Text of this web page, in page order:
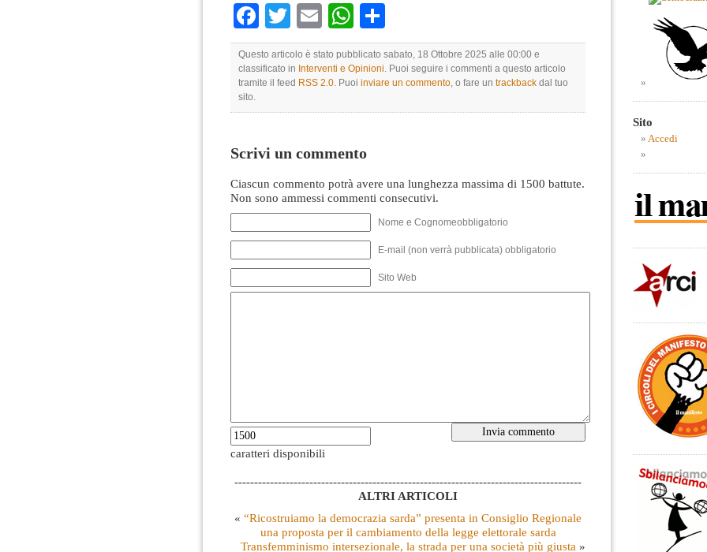
Facebook
TwitterEmailWhatsApp
Questo articolo è stato pubblicato sabato, 18 Ottobre 2025 alle 00:00 e
classificato in Interventi e Opinioni . Puoi seguire i commenti a questo articolo
tramite il feed RSS 2.0 . Puoi inviare un commento , o fare un trackback dal tuo
sito.
Scrivi un commento
Ciascun commento potrà avere una lunghezza massima di 1500 battute.
Non sono ammessi commenti consecutivi.
Nome e Cognomeobbligatorio
E-mail (non verrà pubblicata) obbligatorio
Sito Web
caratteri disponibili
----------------------------------------------------------------------------------------
ALTRI ARTICOLI
« “Ricostruiamo la democrazia sarda” presenta in Consiglio Regionale
una proposta per il cambiamento della legge elettorale sarda
Transfemminismo intersezionale, la strada per una società più giusta »
Sito
Accedi